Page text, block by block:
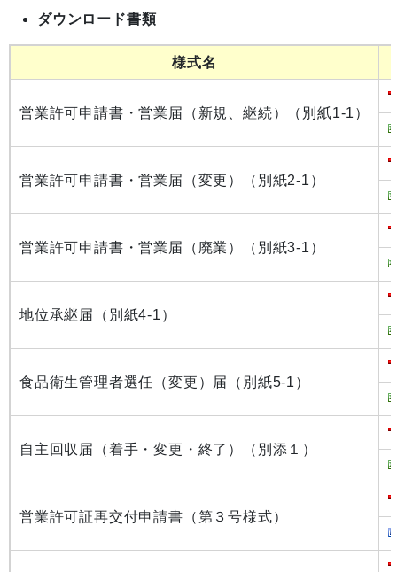
ダウンロード書類
様式名
営業許可申請書・営業届（新規、継続）（別紙1-1）
営業許可申請書・営業届（変更）（別紙2-1）
営業許可申請書・営業届（廃業）（別紙3-1）
地位承継届（別紙4-1）
食品衛生管理者選任（変更）届（別紙5-1）
自主回収届（着手・変更・終了）（別添１）
営業許可証再交付申請書（第３号様式）